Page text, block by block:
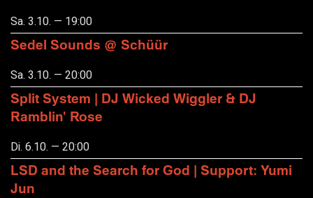
Sa. 3.10. — 19:00
Sedel Sounds @ Schüür
Sa. 3.10. — 20:00
Split System | DJ Wicked Wiggler & DJ
Ramblin' Rose
Di. 6.10. — 20:00
LSD and the Search for God | Support: Yumi
Jun